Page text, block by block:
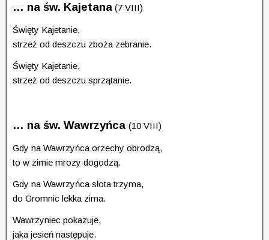
… na św. Kajetana (7 VIII)
Święty Kajetanie,
strzeż od deszczu zboża zebranie.
Święty Kajetanie,
strzeż od deszczu sprzątanie.
… na św. Wawrzyńca (10 VIII)
Gdy na Wawrzyńca orzechy obrodzą,
to w zimie mrozy dogodzą.
Gdy na Wawrzyńca słota trzyma,
do Gromnic lekka zima.
Wawrzyniec pokazuje,
jaka jesień następuje.